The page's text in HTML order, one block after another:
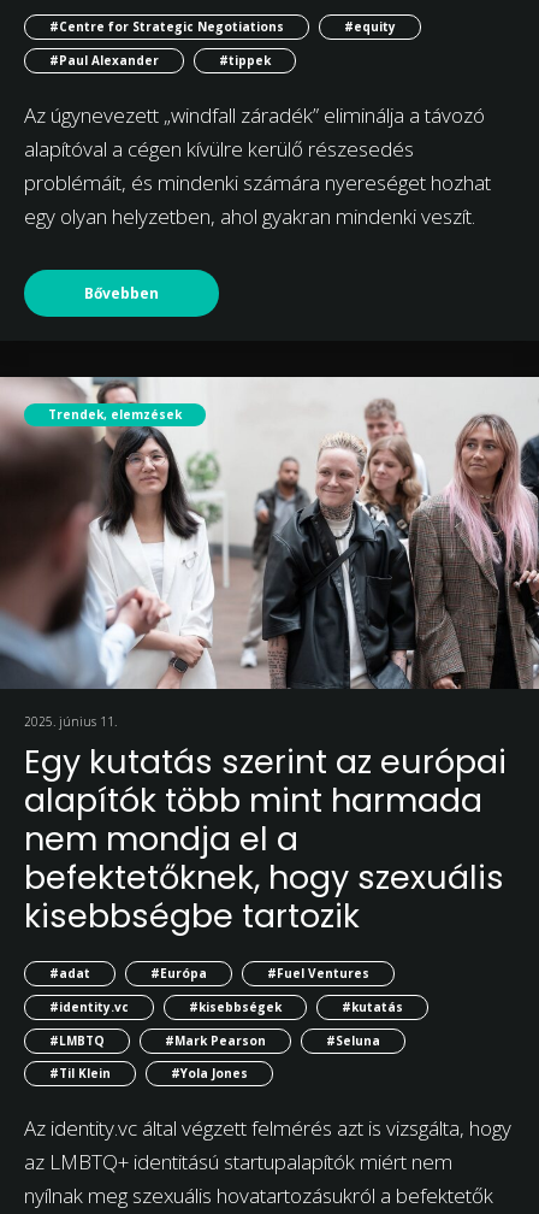
#Centre for Strategic Negotiations
#equity
#Paul Alexander
#tippek
Az úgynevezett „windfall záradék” eliminálja a távozó
alapítóval a cégen kívülre kerülő részesedés
problémáit, és mindenki számára nyereséget hozhat
egy olyan helyzetben, ahol gyakran mindenki veszít.
Bővebben
Trendek, elemzések
2025. június 11.
Egy kutatás szerint az európai
alapítók több mint harmada
nem mondja el a
befektetőknek, hogy szexuális
kisebbségbe tartozik
#adat #Európa
#Fuel Ventures
#identity.vc
#kisebbségek
#kutatás
#LMBTQ
#Mark Pearson
#Seluna
#Til Klein
#Yola Jones
Az identity.vc által végzett felmérés azt is vizsgálta, hogy
az LMBTQ+ identitású startupalapítók miért nem
nyílnak meg szexuális hovatartozásukról a befektetők